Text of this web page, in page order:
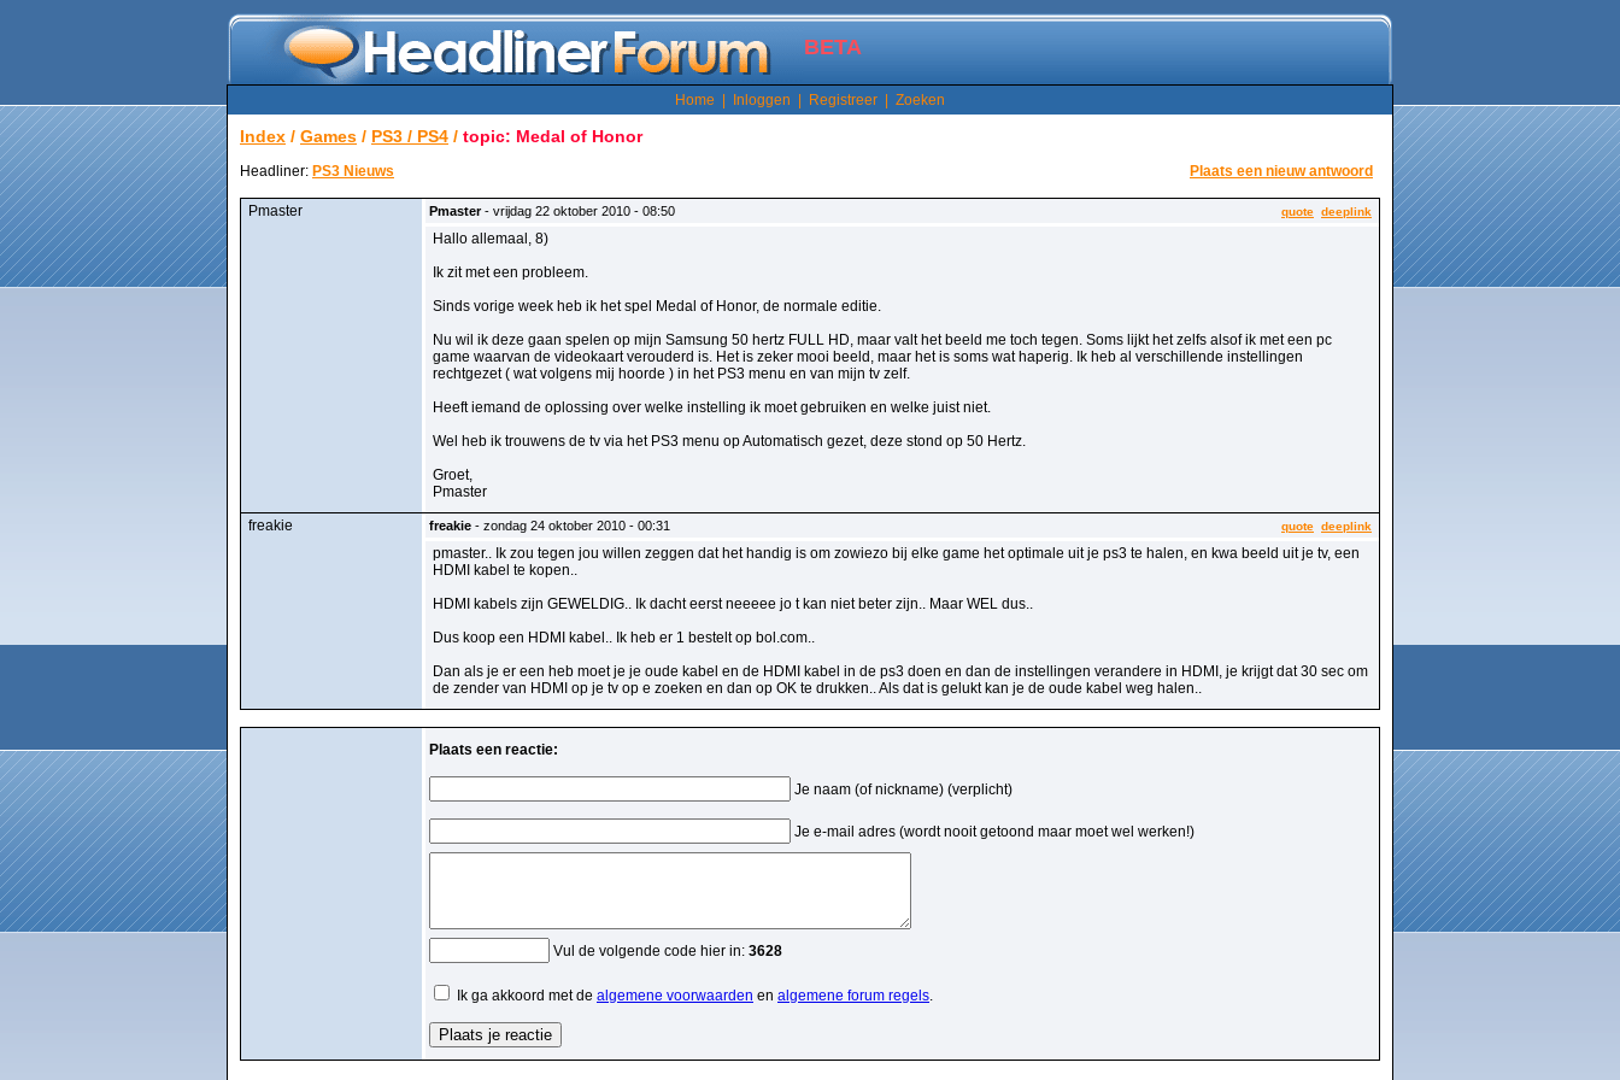
BETA
Home Inloggen Registreer Zoeken
Index / Games / PS3 / PS4 / topic: Medal of Honor
Headliner: PS3 Nieuws Plaats een nieuw antwoord
Pmaster Pmaster- vrijdag 22 oktober 2010 - 08:50 quote deeplink
Hallo allemaal, 8)
Ik zit met een probleem.
Sinds vorige week heb ik het spel Medal of Honor, de normale editie.
Nu wil ik deze gaan spelen op mijn Samsung 50 hertz FULL HD, maar valt het beeld me toch tegen. Soms lijkt het zelfs alsof ik met een pc
game waarvan de videokaart verouderd is. Het is zeker mooi beeld, maar het is soms wat haperig. Ik heb al verschillende instellingen
rechtgezet ( wat volgens mij hoorde ) in het PS3 menu en van mijn tv zelf.
Heeft iemand de oplossing over welke instelling ik moet gebruiken en welke juist niet.
Wel heb ik trouwens de tv via het PS3 menu op Automatisch gezet, deze stond op 50 Hertz.
Groet,
Pmaster
freakie
freakie - zondag 24 oktober 2010 - 00:31 quote deeplink
pmaster.. Ik zou tegen jou willen zeggen dat het handig is om zowiezo bij elke game het optimale uit je ps3 te halen, en kwa beeld uit je tv, een
HDMI kabel te kopen..
HDMI kabels zijn GEWELDIG.. Ik dacht eerst neeeee jo t kan niet beter zijn.. Maar WEL dus..
Dus koop een HDMI kabel.. Ik heb er 1 bestelt op bol.com..
Dan als je er een heb moet je je oude kabel en de HDMI kabel in de ps3 doen en dan de instellingen verandere in HDMI, je krijgt dat 30 sec om
de zender van HDMI op je tv op e zoeken en dan op OK te drukken.. Als dat is gelukt kan je de oude kabel weg halen..
Plaats een reactie:
Je naam (of nickname) (verplicht)
Je e-mail adres (wordt nooit getoond maar moet wel werken!)
Vul de volgende code hier in: 3628
Ik ga akkoord met de algemene voorwaarden en algemene forum regels.